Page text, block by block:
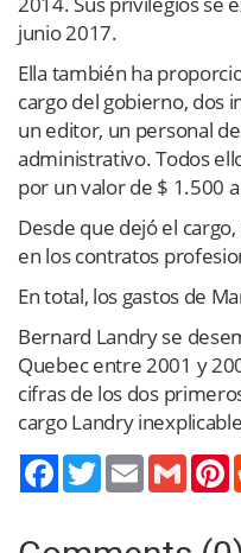
junio 2017.
Ella también ha
cargo del gobierno, dos
un editor, un personal
administrativo. Todos
por un valor de $ 1.500
Desde que dejó el
en los contratos
En total, los gastos de
Bernard Landry se
Quebec entre 2001 y
cifras de los dos
cargo Landry
TwitterEmail Gmail